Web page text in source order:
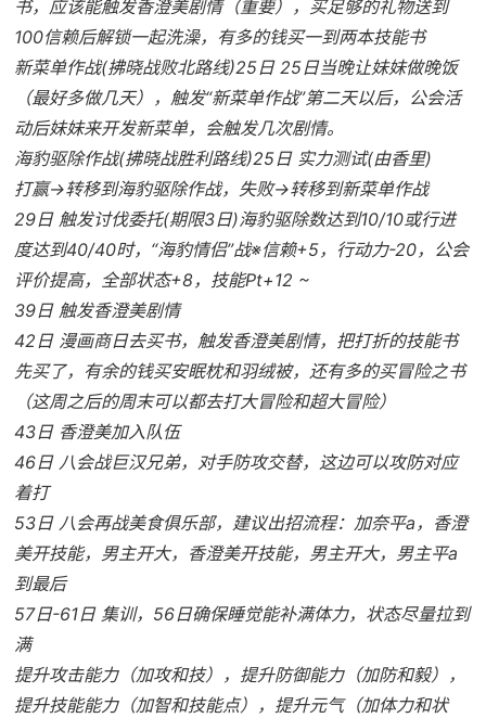
书，应该能触发香澄美剧情（重要），买足够的礼物送到
100信赖后解锁一起洗澡，有多的钱买一到两本技能书
新菜单作战(拂晓战败北路线)25日 25日当晚让妹妹做晚饭
（最好多做几天），触发“新菜单作战”第二天以后，公会活
动后妹妹来开发新菜单，会触发几次剧情。
海豹驱除作战(拂晓战胜利路线)25日 实力测试(由香里)
打赢→转移到海豹驱除作战，失败→转移到新菜单作战
29日 触发讨伐委托(期限3日)海豹驱除数达到10/10或行进
度达到40/40时，“海豹情侣”战※信赖+5，行动力-20，公会
评价提高，全部状态+8，技能Pt+12 ~
39日 触发香澄美剧情
42日 漫画商日去买书，触发香澄美剧情，把打折的技能书
先买了，有余的钱买安眠枕和羽绒被，还有多的买冒险之书
（这周之后的周末可以都去打大冒险和超大冒险）
43日 香澄美加入队伍
46日 八会战巨汉兄弟，对手防攻交替，这边可以攻防对应
着打
53日 八会再战美食俱乐部，建议出招流程：加奈平a，香澄
美开技能，男主开大，香澄美开技能，男主开大，男主平a
到最后
57日-61日 集训，56日确保睡觉能补满体力，状态尽量拉到
满
提升攻击能力（加攻和技），提升防御能力（加防和毅），
提升技能能力（加智和技能点），提升元气（加体力和状